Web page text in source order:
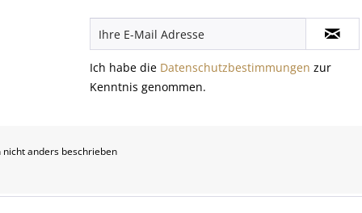
Ich habe die Datenschutzbestimmungen zur
Kenntnis genommen.
anders beschrieben